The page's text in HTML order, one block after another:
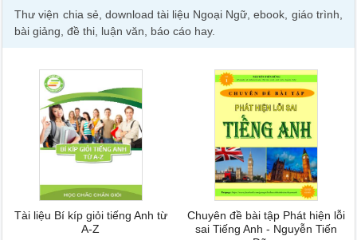
Thư viện chia sẻ, download tài liệu Ngoại Ngữ, ebook, giáo trình,
bài giảng, đề thi, luận văn, báo cáo hay.
Tài liệu Bí kíp giỏi tiếng Anh từ
A-Z
Chuyên đề bài tập Phát hiện lỗi
sai Tiếng Anh - Nguyễn Tiến